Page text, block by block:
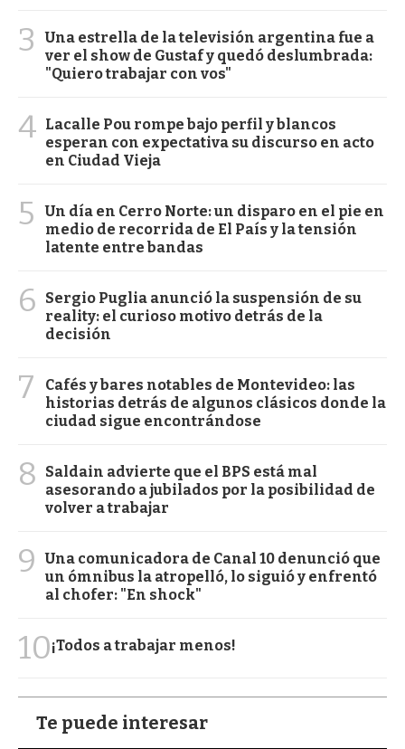
3
Una estrella de la televisión argentina fue a
ver el show de Gustaf y quedó deslumbrada:
"Quiero trabajar con vos"
4 Lacalle Pou rompe bajo perfil y blancos
esperan con expectativa su discurso en acto
en Ciudad Vieja
5
Un día en Cerro Norte: un disparo en el pie en
medio de recorrida de El País y la tensión
latente entre bandas
6
Sergio Puglia anunció la suspensión de su
reality: el curioso motivo detrás de la
decisión
7
Cafés y bares notables de Montevideo: las
historias detrás de algunos clásicos donde la
ciudad sigue encontrándose
8
Saldain advierte que el BPS está mal
asesorando a jubilados por la posibilidad de
volver a trabajar
9
Una comunicadora de Canal 10 denunció que
un ómnibus la atropelló, lo siguió y enfrentó
al chofer: "En shock"
10¡Todos a trabajar menos!
Te puede interesar